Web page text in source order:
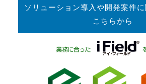
ソリューション導入や開発案件
こちらから